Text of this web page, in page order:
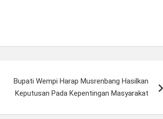
Bupati Wempi Harap Musrenbang Hasilkan
Keputusan Pada Kepentingan Masyarakat